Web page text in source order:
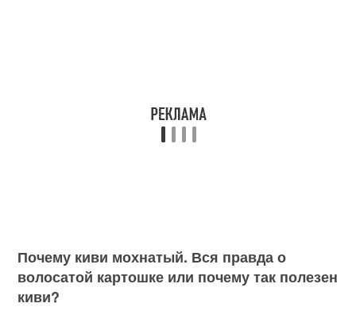
Почему киви мохнатый. Вся правда о
волосатой картошке или почему так полезен
киви?